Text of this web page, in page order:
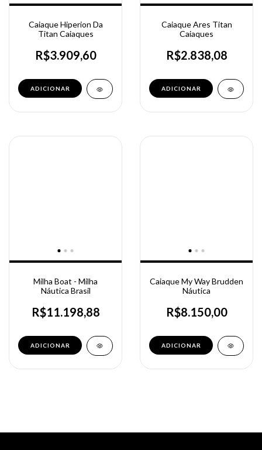
Caiaque Hiperion Da
Titan Caiaques
R$3.909,60
Caiaque Ares Titan
Caiaques
R$2.838,08
Milha Boat - Milha
Náutica Brasil
R$11.198,88
Caiaque My Way Brudden
Náutica
R$8.150,00